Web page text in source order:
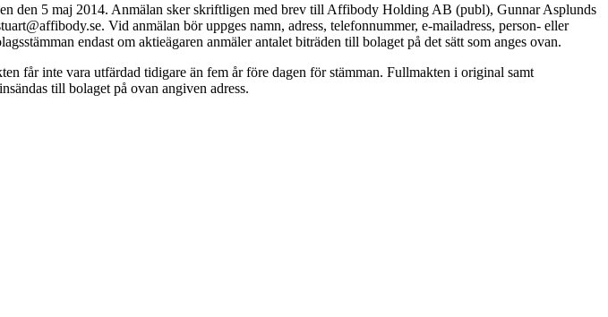
den 5 maj 2014. Anmälan sker skriftligen med brev till Affibody Holding AB (publ), Gunnar Asplunds
Vid anmälan bör uppges namn, adress, telefonnummer, e-mailadress, person- eller
endast om aktieägaren anmäler antalet biträden till bolaget på det sätt som anges ovan.
får inte vara utfärdad tidigare än fem år före dagen för stämman. Fullmakten i original samt
till bolaget på ovan angiven adress.